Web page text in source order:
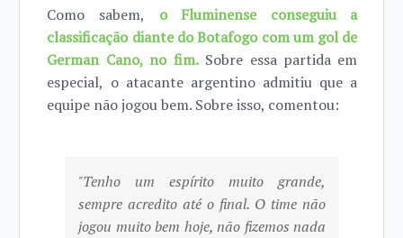
Como sabem, o Fluminense conseguiu a
classificação diante do Botafogo com um gol de
German Cano, no fim.Sobre essa partida em
especial, o atacante argentino admitiu que a
equipe não jogou bem. Sobre isso, comentou:
"Tenho um espírito muito grande,
sempre acredito até o final. O time não
jogou muito bem hoje, não fizemos nada